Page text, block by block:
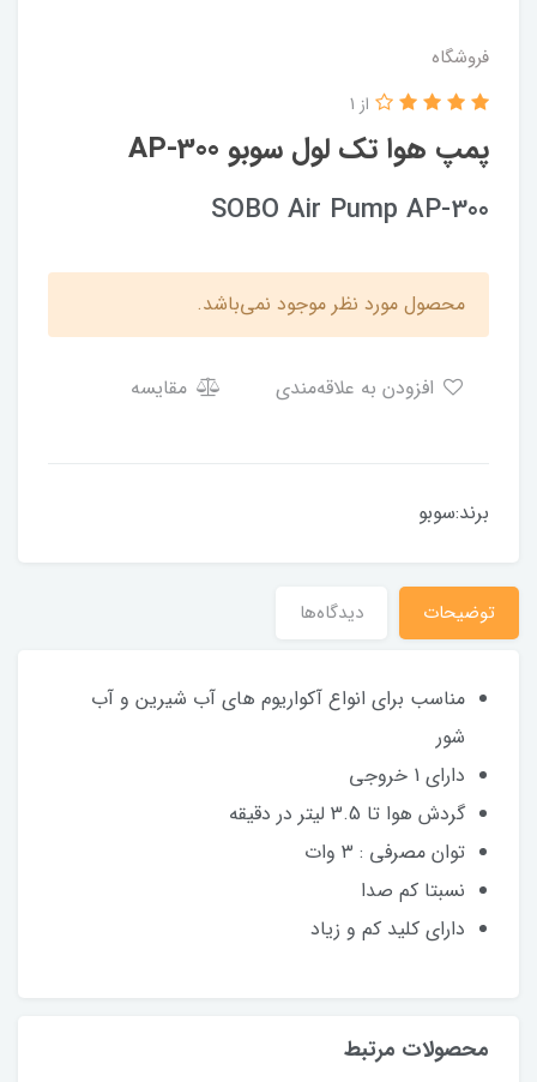
فروشگاه
پمپ هوا تک لول سوبو AP-300
از 1
SOBO Air Pump AP-300
محصول مورد نظر موجود نمی‌باشد.
مقایسه
برند:سوبو
توضیحات دیدگاه‌ها
مناسب برای انواع آکواریوم های آب شیرین و آب
شور
دارای 1 خروجی
گردش هوا تا 3.5 لیتر در دقیقه
توان مصرفی : ۳ وات
نسبتا کم صدا
دارای کلید کم و زیاد
محصولات مرتبط